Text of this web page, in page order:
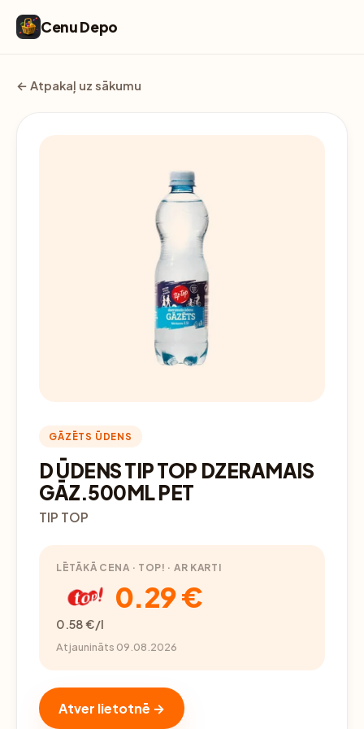
Cenu Depo
← Atpakaļ uz sākumu
GĀZĒTS ŪDENS
D ŪDENS TIP TOP DZERAMAIS
GĀZ.500ML PET
TIP TOP
LĒTĀKĀ CENA · TOP! · AR KARTI
0.29 €
0.58 €/l
Atjaunināts 09.08.2026
Atver lietotnē →